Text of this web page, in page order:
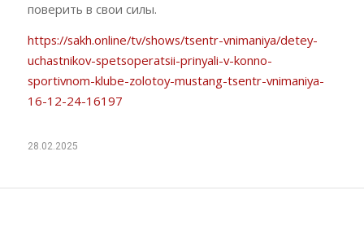
поверить в свои силы.
https://sakh.online/tv/shows/tsentr-vnimaniya/detey-
uchastnikov-spetsoperatsii-prinyali-v-konno-
sportivnom-klube-zolotoy-mustang-tsentr-vnimaniya-
16-12-24-16197
28.02.2025